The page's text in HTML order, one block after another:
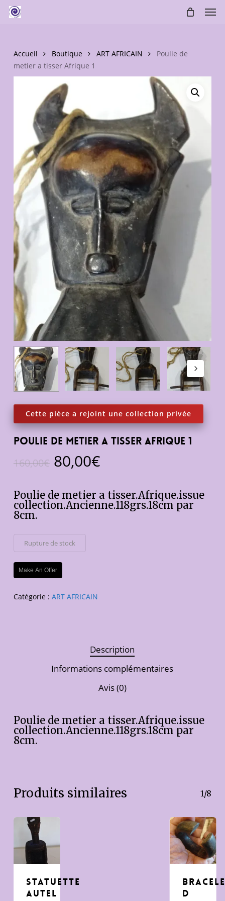
main
Accueil Boutique ART AFRICAIN
Poulie de
metier a tisser Afrique 1
Poulie de metier a tisser Afrique 1
160,00€ Le
prix
initial
était :
80,00€Le
actuel
est :
Poulie de metier a tisser.Afrique.issue
collection.Ancienne.118grs.18cm par
8cm.
Rupture de stock
Make An Offer
Catégorie : ART AFRICAIN
Description
Informations complémentaires
Avis (0)
Poulie de metier a tisser.Afrique.issue
collection.Ancienne.118grs.18cm par
8cm.
Produits similaires 1/8
Statuette
autel
d